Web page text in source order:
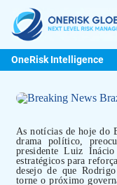
OneRisk Intelligence
As notícias de hoje do
drama político,
presidente Luiz
estratégicos para
desejo de que
torne o próximo